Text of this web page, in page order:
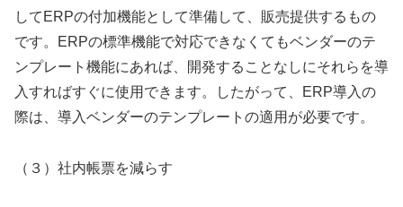
してERPの付加機能として準備して、販売提供するもの
です。ERPの標準機能で対応できなくてもベンダーのテ
ンプレート機能にあれば、開発することなしにそれらを導
入すればすぐに使用できます。したがって、ERP導入の
際は、導入ベンダーのテンプレートの適用が必要です。
（３）社内帳票を減らす